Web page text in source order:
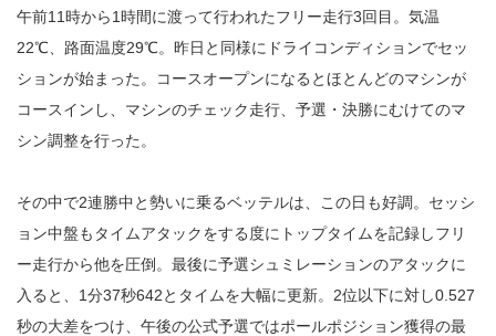
午前11時から1時間に渡って行われたフリー走行3回目。気温
22℃、路面温度29℃。昨日と同様にドライコンディションでセッ
ションが始まった。コースオープンになるとほとんどのマシンが
コースインし、マシンのチェック走行、予選・決勝にむけてのマ
シン調整を行った。
その中で2連勝中と勢いに乗るベッテルは、この日も好調。セッシ
ョン中盤もタイムアタックをする度にトップタイムを記録しフリ
ー走行から他を圧倒。最後に予選シュミレーションのアタックに
入ると、1分37秒642とタイムを大幅に更新。2位以下に対し0.527
秒の大差をつけ、午後の公式予選ではポールポジション獲得の最